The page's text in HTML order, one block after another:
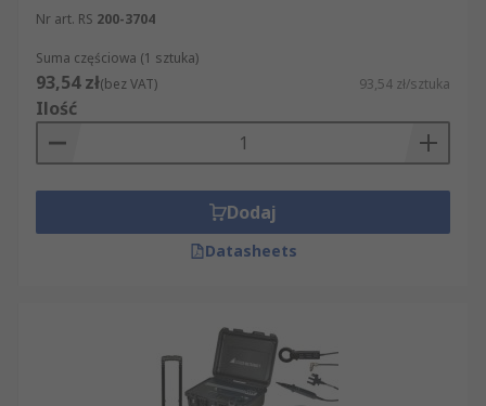
Nr art. RS 200-3704
Suma częściowa (1 sztuka)
93,54 zł(bez VAT) 93,54 zł/sztuka
Ilość
Dodaj
Datasheets